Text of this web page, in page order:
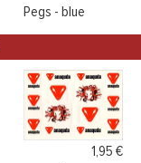
Pegs - blue
1,95 €